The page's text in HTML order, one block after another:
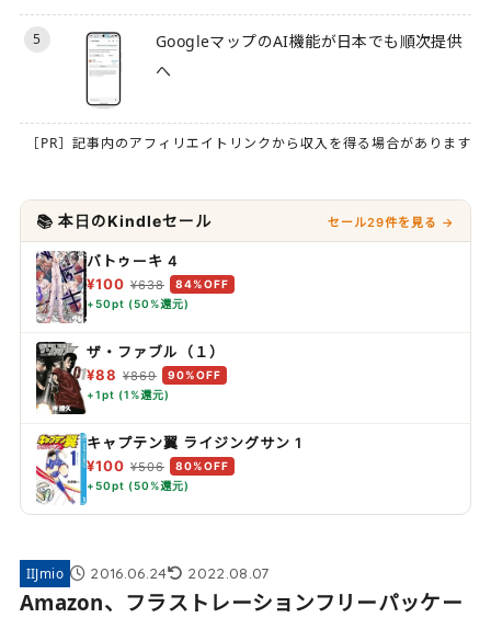
5
GoogleマップのAI機能が日本でも順次提供
へ
［PR］記事内のアフィリエイトリンクから収入を得る場合があります
📚 本日のKindleセール セール29件を見る →
バトゥーキ 4
¥100 ¥638
84%OFF
+50pt (50%還元)
ザ・ファブル（１）
¥88 ¥869
90%OFF
+1pt (1%還元)
キャプテン翼 ライジングサン 1
¥100 ¥506
80%OFF
+50pt (50%還元)
IIJmio 2016.06.24 2022.08.07
Amazon、フラストレーションフリーパッケー